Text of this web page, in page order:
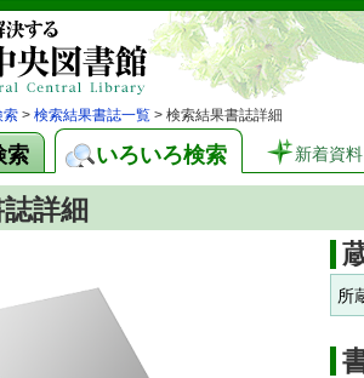
索 > 検索結果書誌一覧 > 検索結果書誌詳細
索 いろいろ検索 新着資料
詳細
所